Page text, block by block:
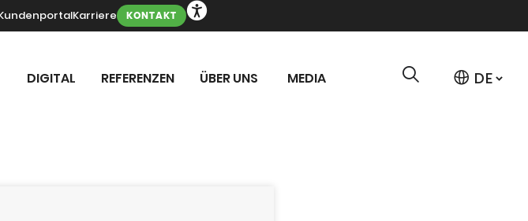
Karriere KONTAKT
DIGITAL REFERENZEN ÜBER UNS MEDIA